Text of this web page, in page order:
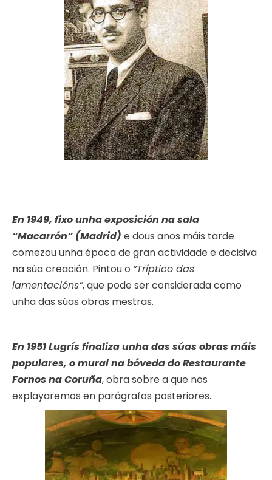
En 1949, fixo unha exposición na sala
“Macarrón” (Madrid) e dous anos máis tarde
comezou unha época de gran actividade e decisiva
na súa creación. Pintou o “Tríptico das
lamentacións”, que pode ser considerada como
unha das súas obras mestras.
En 1951 Lugrís finaliza unha das súas obras máis
populares, o mural na bóveda do Restaurante
Fornos na Coruña, obra sobre a que nos
explayaremos en parágrafos posteriores.